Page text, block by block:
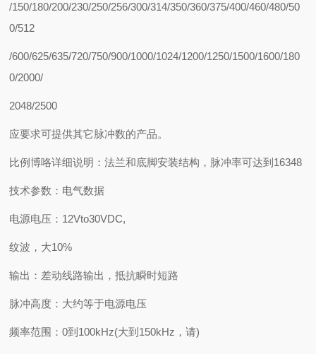
/150/180/200/230/250/256/300/314/350/360/375/400/460/480/50
0/512
/600/625/635/720/750/900/1000/1024/1200/1250/1500/1600/180
0/2000/
2048/2500
应要求可提供其它脉冲数的产品。
比例博咯详细说明：法兰和底脚安装结构，脉冲率可达到16348
技术参数：电气数据
电源电压：12Vto30VDC,
纹波，大10%
输出：差动线路输出，抵抗瞬时短路
脉冲高度：大约等于电源电压
频率范围：0到100kHz(大到150kHz，请)